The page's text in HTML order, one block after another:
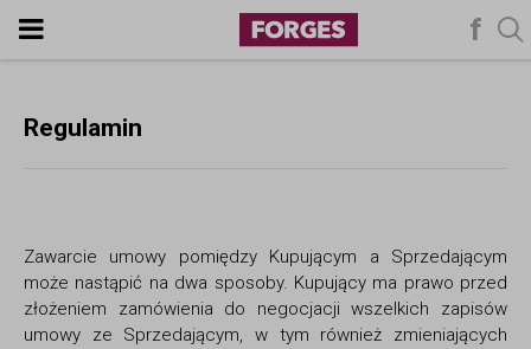
f
Regulamin
Zawarcie umowy pomiędzy Kupującym a Sprzedającym
może nastąpić na dwa sposoby. Kupujący ma prawo przed
złożeniem zamówienia do negocjacji wszelkich zapisów
umowy ze Sprzedającym, w tym również zmieniających